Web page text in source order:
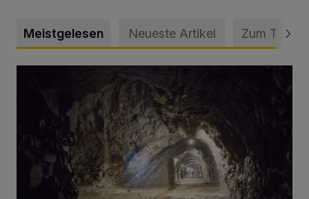
Meistgelesen Neueste Artikel Zum Thema